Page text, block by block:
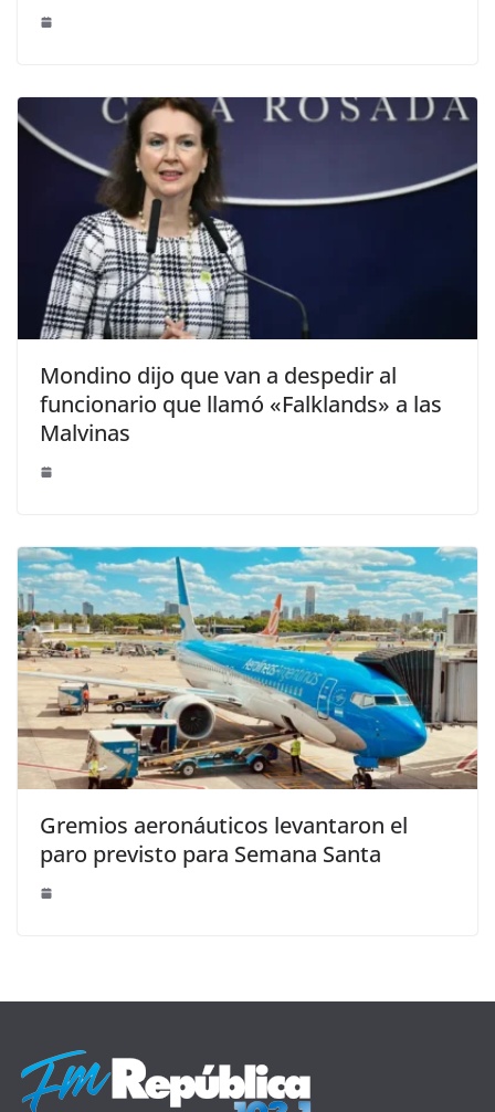
Mondino dijo que van a despedir al
funcionario que llamó «Falklands» a las
Malvinas
Gremios aeronáuticos levantaron el
paro previsto para Semana Santa